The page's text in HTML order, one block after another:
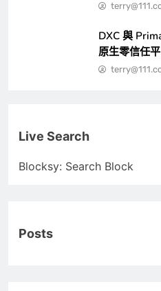
DXC 與
原生零信任
Live Search
Blocksy: Search Block
Posts